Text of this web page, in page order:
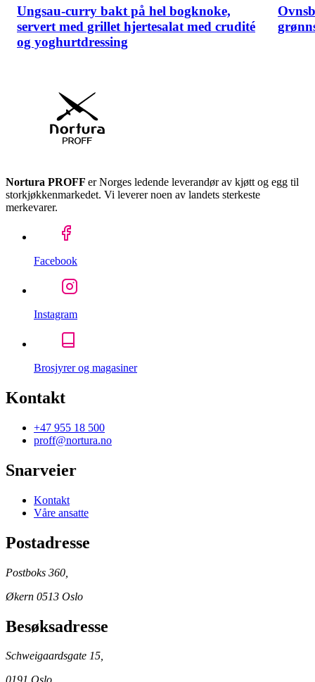
Ungsau-curry bakt på hel bogknoke,
servert med grillet hjertesalat med crudité
og yoghurtdressing
Nortura PROFF er Norges ledende leverandør av kjøtt og egg til
storkjøkkenmarkedet. Vi leverer noen av landets sterkeste
merkevarer.
Facebook
Instagram
Brosjyrer og magasiner
Kontakt
+47 955 18 500
proff@nortura.no
Snarveier
Kontakt
Våre ansatte
Postadresse
Postboks 360,
Økern 0513 Oslo
Besøksadresse
Schweigaardsgate 15,